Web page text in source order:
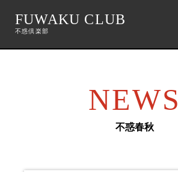
FUWAKU CLUB
NEWS
不惑春秋